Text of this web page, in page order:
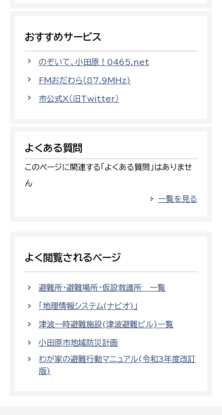
おすすめサービス
のぞいて、小田原！0465.net
FMおだわら（87.9MHz)
市公式X（旧Twitter）
よくある質問
このページに関連する「よくある質問」はありませ
ん
一覧を見る
よく閲覧されるページ
避難所・避難場所・仮設救護所 一覧
「地理情報システム(ナビオ)」
津波一時避難施設(津波避難ビル)一覧
小田原市地域防災計画
わが家の避難行動マニュアル(令和3年度改訂
版)